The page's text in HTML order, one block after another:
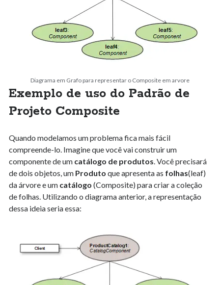
Diagrama em Grafo para representar o Composite em arvore
Exemplo de uso do Padrão de
Projeto Composite
Quando modelamos um problema fica mais fácil
compreende-lo. Imagine que você vai construir um
componente de um catálogo de produtos. Você precisará
de dois objetos, um Produto que apresenta as folhas(leaf)
da árvore e um catálogo (Composite) para criar a coleção
de folhas. Utilizando o diagrama anterior, a representação
dessa ideia seria essa: